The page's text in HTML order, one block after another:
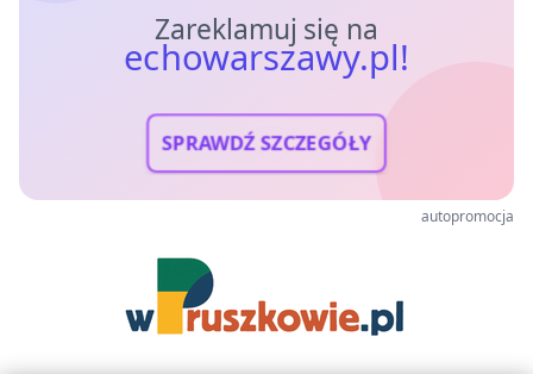
Zareklamuj się na
echowarszawy.pl!
SPRAWDŹ SZCZEGÓŁY
autopromocja